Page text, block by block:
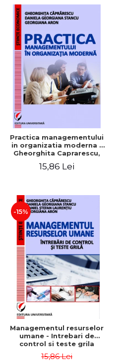
Practica managementului
in organizatia moderna -
Gheorghita Caprarescu,
Georgiana Aron
15,86 Lei
-15%
Managementul resurselor
umane - Intrebari de
control si teste grila
15,86 Lei